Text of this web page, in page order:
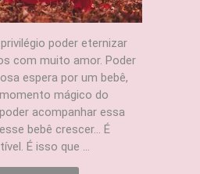
poder eternizar
com muito amor. Poder
espera por um bebê,
mágico do
acompanhar essa
bebê crescer... É
É isso que ...